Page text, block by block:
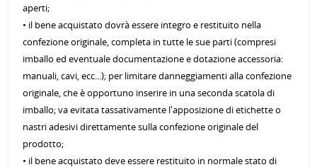
aperti;
• il bene acquistato dovrà essere integro e restituito nella
confezione originale, completa in tutte le sue parti (compresi
imballo ed eventuale documentazione e dotazione accessoria:
manuali, cavi, ecc...); per limitare danneggiamenti alla confezione
originale, che è opportuno inserire in una seconda scatola di
imballo; va evitata tassativamente l'apposizione di etichette o
nastri adesivi direttamente sulla confezione originale del
prodotto;
• il bene acquistato deve essere restituito in normale stato di